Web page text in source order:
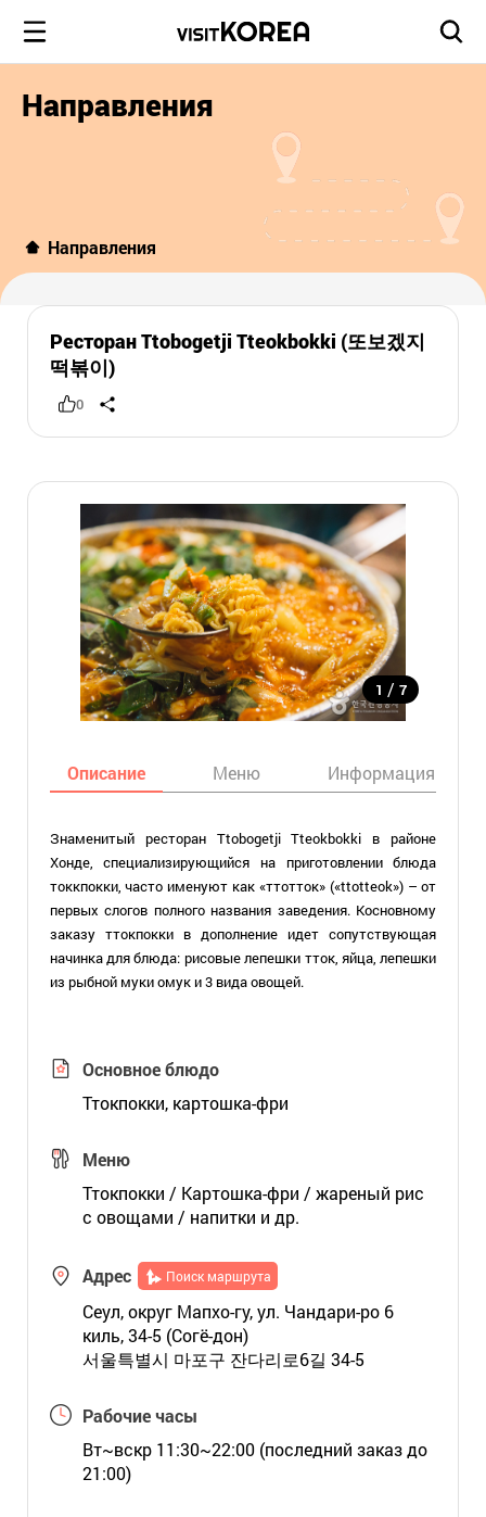
Направления
Направления
Ресторан Ttobogetji Tteokbokki (또보겠지
떡볶이)
0
1 / 7
Описание Меню Информация
Знаменитый ресторан Ttobogetji Tteokbokki в районе
Хонде, специализирующийся на приготовлении блюда
токкпокки, часто именуют как «ттотток» («ttotteok») –от
первых слогов полного названия заведения. Косновному
заказу ттокпокки в дополнение идет сопутствующая
начинка для блюда: рисовые лепешки тток, яйца, лепешки
из рыбной муки омук и 3 вида овощей.
Основное блюдо
Ттокпокки, картошка-фри
Меню
Ттокпокки / Картошка-фри / жареный рис
с овощами / напитки и др.
Адрес Поиск маршрута
Сеул, округ Мапхо-гу, ул. Чандари-ро 6
киль, 34-5 (Согё-дон)
서울특별시 마포구 잔다리로6길 34-5
Рабочие часы
Вт~вскр 11:30~22:00 (последний заказ до
21:00)